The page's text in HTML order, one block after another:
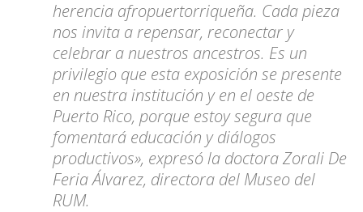
herencia afropuertorriqueña. Cada pieza
nos invita a repensar, reconectar y
celebrar a nuestros ancestros. Es un
privilegio que esta exposición se presente
en nuestra institución y en el oeste de
Puerto Rico, porque estoy segura que
fomentará educación y diálogos
productivos», expresó la doctora Zorali De
Feria Álvarez, directora del Museo del
RUM.